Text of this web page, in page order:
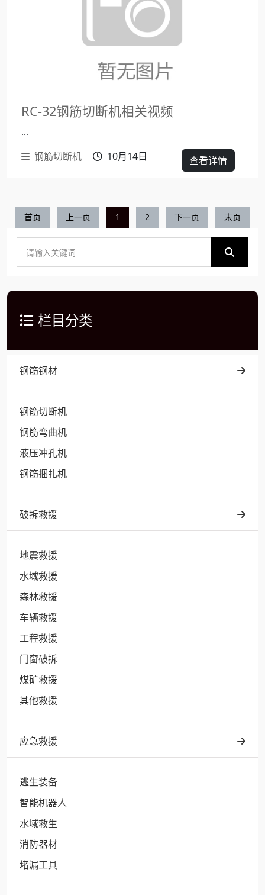
RC-32钢筋切断机相关视频
...
钢筋切断机 10月14日 查看详情
首页 上一页 1 2 下一页 末页
栏目分类
钢筋钢材
钢筋切断机
钢筋弯曲机
液压冲孔机
钢筋捆扎机
破拆救援
地震救援
水域救援
森林救援
车辆救援
工程救援
门窗破拆
煤矿救援
其他救援
应急救援
逃生装备
智能机器人
水域救生
消防器材
堵漏工具